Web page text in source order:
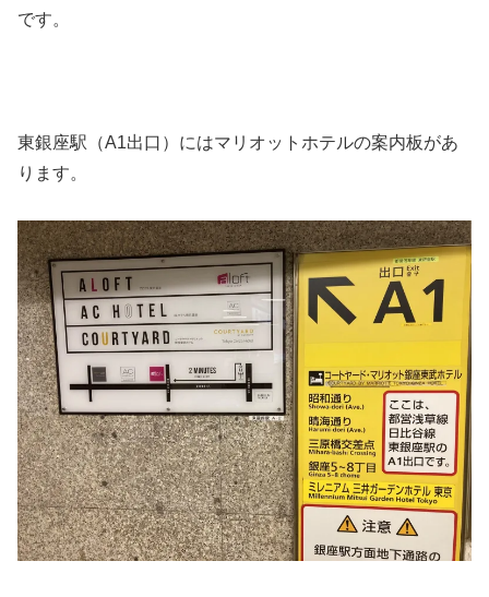
です。
東銀座駅（A1出口）にはマリオットホテルの案内板があ
ります。